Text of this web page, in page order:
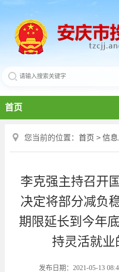
首页
您当前的位置： 首页 > 信
李克强主持召开
决定将部分减负
期限延长到今年
持灵活就业
发布日期：2021-05-13